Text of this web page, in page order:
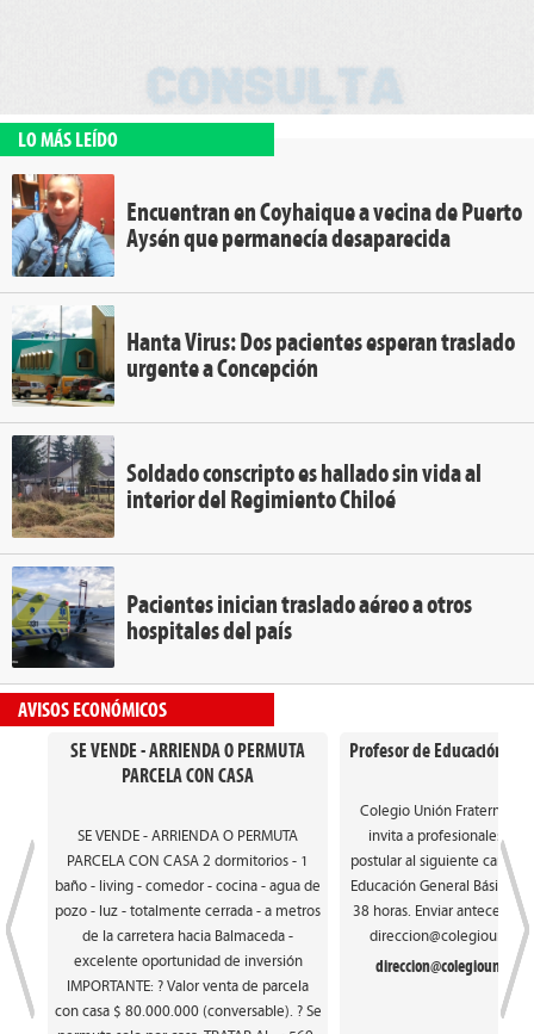
LO MÁS LEÍDO
Encuentran en Coyhaique a vecina de Puerto
Aysén que permanecía desaparecida
Hanta Virus: Dos pacientes esperan traslado
urgente a Concepción
Soldado conscripto es hallado sin vida al
interior del Regimiento Chiloé
Pacientes inician traslado aéreo a otros
hospitales del país
AVISOS ECONÓMICOS
SE VENDE - ARRIENDA O PERMUTA
PARCELA CON CASA
SE VENDE - ARRIENDA O PERMUTA
PARCELA CON CASA 2 dormitorios - 1
baño - living - comedor - cocina - agua de
pozo - luz - totalmente cerrada - a metros
de la carretera hacia Balmaceda -
excelente oportunidad de inversión
IMPORTANTE: ? Valor venta de parcela
con casa $ 80.000.000 (conversable). ? Se
Profesor de Educación
Colegio Unión Fraterna de
invita a profesionales
postular al siguiente cargo:
Educación General Básica.
38 horas. Enviar